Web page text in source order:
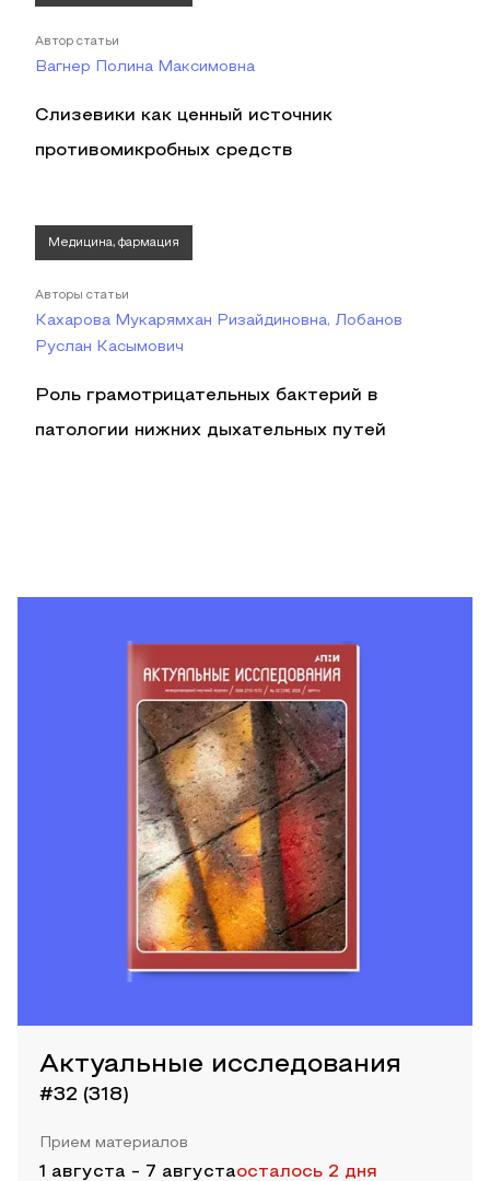
Автор статьи
Вагнер Полина Максимовна
Слизевики как ценный источник
противомикробных средств
Медицина, фармация
Авторы статьи
Кахарова Мукарямхан Ризайдиновна, Лобанов
Руслан Касымович
Роль грамотрицательных бактерий в
патологии нижних дыхательных путей
Актуальные исследования
#32 (318)
Прием материалов
1 августа - 7 августаосталось 2 дня